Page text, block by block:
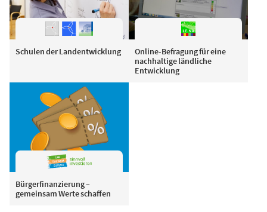
Schulen der Landentwicklung
Online-Befragung für eine
nachhaltige ländliche
Entwicklung
Bürgerfinanzierung –
gemeinsam Werte schaffen